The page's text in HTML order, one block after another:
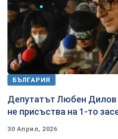
БЪЛГАРИЯ
Депутатът Любен Дилов
не присъства на 1-то
30 Април, 2026